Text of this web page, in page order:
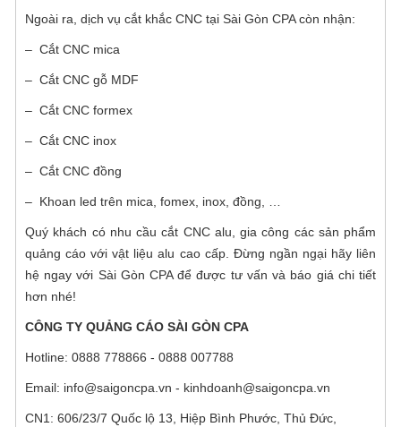
Ngoài ra, dịch vụ cắt khắc CNC tại Sài Gòn CPA còn nhận:
– Cắt CNC mica
– Cắt CNC gỗ MDF
– Cắt CNC formex
– Cắt CNC inox
– Cắt CNC đồng
– Khoan led trên mica, fomex, inox, đồng, …
Quý khách có nhu cầu cắt CNC alu, gia công các sản phẩm
quảng cáo với vật liệu alu cao cấp. Đừng ngần ngại hãy liên
hệ ngay với Sài Gòn CPA để được tư vấn và báo giá chi tiết
hơn nhé!
CÔNG TY QUẢNG CÁO SÀI GÒN CPA
Hotline: 0888 778866 - 0888 007788
Email: info@saigoncpa.vn - kinhdoanh@saigoncpa.vn
CN1: 606/23/7 Quốc lộ 13, Hiệp Bình Phước, Thủ Đức,